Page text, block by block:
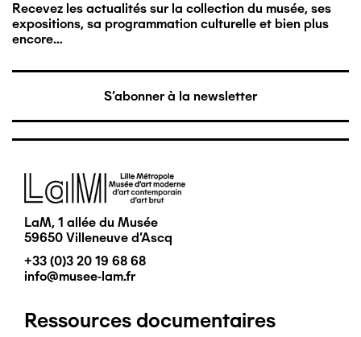
Recevez les actualités sur la collection du musée, ses
expositions, sa programmation culturelle et bien plus
encore…
S'abonner à la newsletter
Image
LaM, 1 allée du Musée
59650 Villeneuve d'Ascq
+33 (0)3 20 19 68 68
info@musee-lam.fr
Pied
Ressources documentaires